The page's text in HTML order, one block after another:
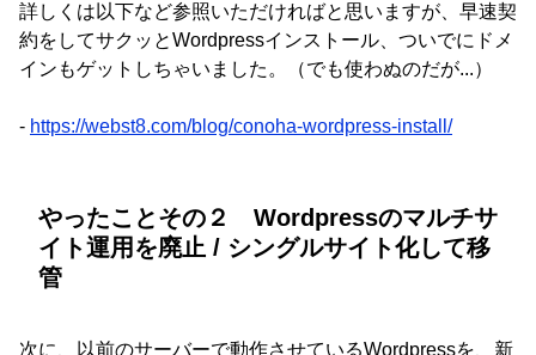
詳しくは以下など参照いただければと思いますが、早速契
約をしてサクッとWordpressインストール、ついでにドメ
インもゲットしちゃいました。（でも使わぬのだが...）
- https://webst8.com/blog/conoha-wordpress-install/
やったことその２ Wordpressのマルチサ
イト運用を廃止 / シングルサイト化して移
管
次に、以前のサーバーで動作させているWordpressを、新